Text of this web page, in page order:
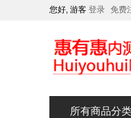
您好, 游客 登录 免费
所有商品分类